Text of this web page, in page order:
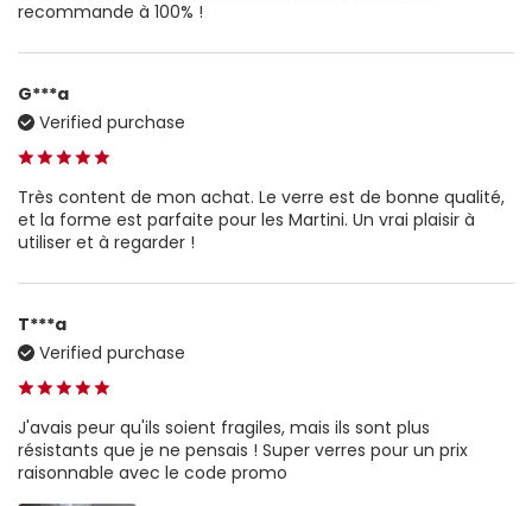
recommande à 100% !
G***a
Verified purchase
Très content de mon achat. Le verre est de bonne qualité,
et la forme est parfaite pour les Martini. Un vrai plaisir à
utiliser et à regarder !
T***a
Verified purchase
J'avais peur qu'ils soient fragiles, mais ils sont plus
résistants que je ne pensais ! Super verres pour un prix
raisonnable avec le code promo